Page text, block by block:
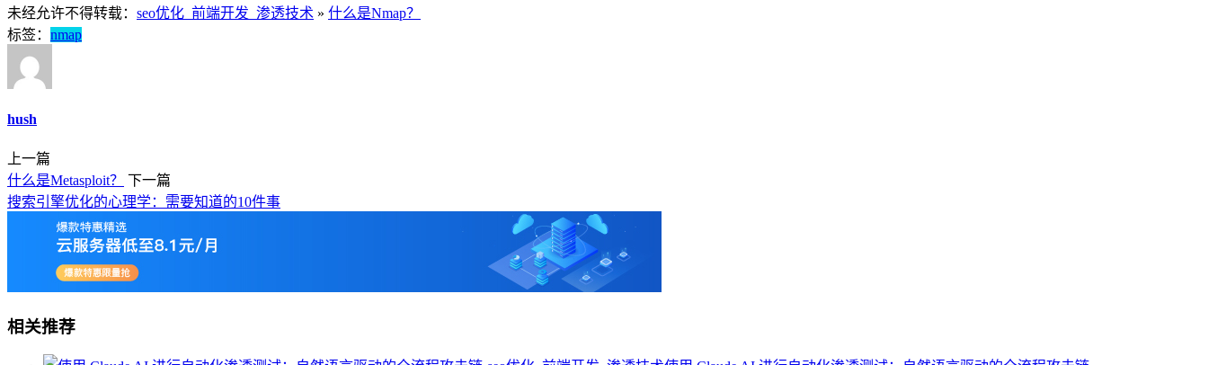
未经允许不得转载： seo优化_前端开发_渗透技术 » 什么是Nmap？
标签： nmap
hush
上一篇
什么是Metasploit？
下一篇
搜索引擎优化的心理学：需要知道的10件事
相关推荐